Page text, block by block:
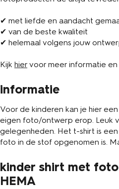
✔ met liefde en aandacht
✔ van de beste kwaliteit
✔ helemaal volgens jouw
Kijk hier voor meer informatie en
informatie
Voor de kinderen kan je hier
eigen foto/ontwerp erop. Leuk
gelegenheden. Het t-shirt is
foto in de stof opgenomen is.
kinder shirt met
HEMA